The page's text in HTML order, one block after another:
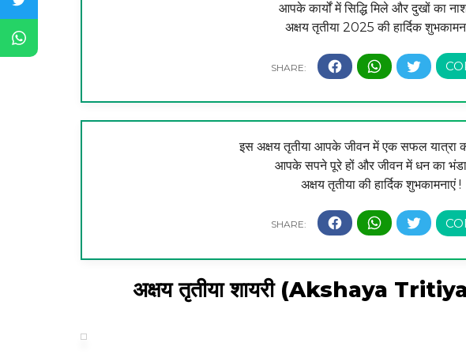
आपके कार्यों में सिद्धि मिले और दुखों का
अक्षय तृतीया 2025 की हार्दिक
इस अक्षय तृतीया आपके जीवन में एक सफल यात्रा
आपके सपने पूरे हों और जीवन में धन का
अक्षय तृतीया की हार्दिक शुभकामनाएं !
अक्षय तृतीया शायरी (Akshaya